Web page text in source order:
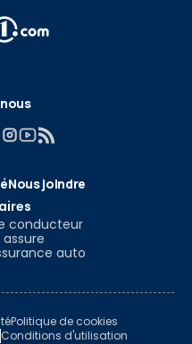
Nous joindre
conducteur
auto
Politique de cookies
Conditions d'utilisation